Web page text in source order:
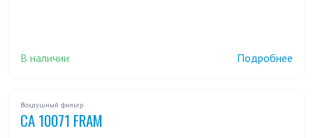
В наличии Подробнее
Воздушный фильтр
CA 10071 FRAM